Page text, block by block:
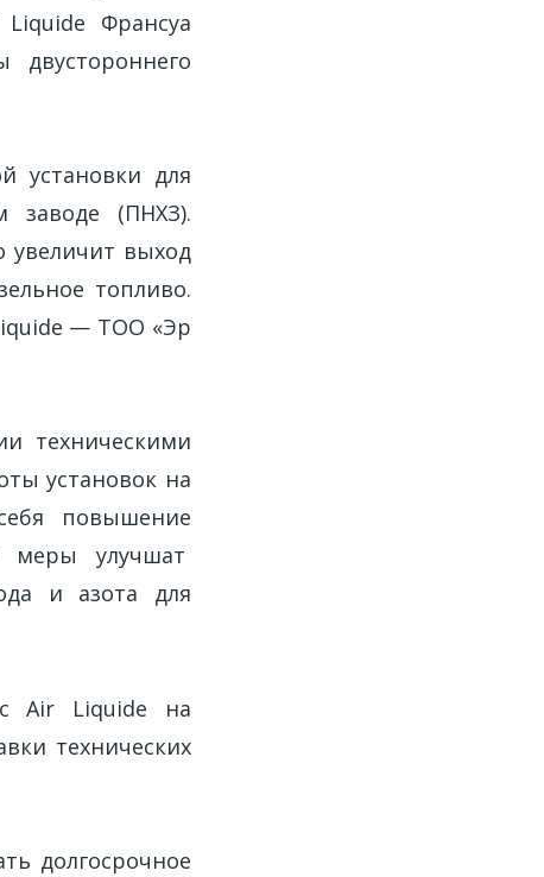
Франсуа
установки для
заводе (ПНХЗ).
увеличит выход
топливо.
— ТОО «Эр
техническими
установок на
повышение
меры улучшат
и азота для
с Air Liquide на
технических
долгосрочное